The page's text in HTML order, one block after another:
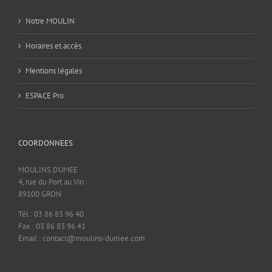
Notre MOULIN
Horaires et accès
Mentions légales
ESPACE Pro
COORDONNEES
MOULINS DUMEE
4, rue du Port au Vin
89100 GRON
Tél : 03 86 83 96 40
Fax : 03 86 83 96 41
Email : contact@moulins-dumee.com